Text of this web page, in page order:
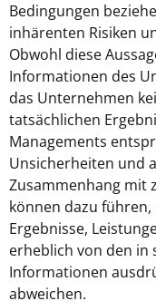
Bedingungen
inhärenten Risiken
Obwohl diese
Informationen des
das Unternehmen
tatsächlichen
Managements
Unsicherheiten und
Zusammenhang mit
können dazu führen,
Ergebnisse,
erheblich von den in
Informationen
abweichen.